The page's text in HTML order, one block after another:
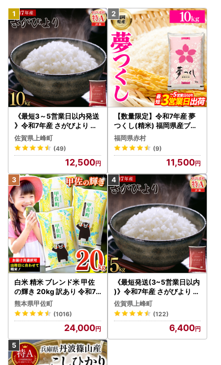
《最短3～5営業日以内発送
》令和7年産 さがびより 佐
賀県産（精米）10kg
佐賀県上峰町
(49)
12,500
【数量限定】令和7年産 夢
つくし(精米) 福岡県産ブラ
ンド米 10kg (品番:3X11R7)
福岡県赤村
(9)
11,500
白米 精米 ブレンド米 甲佐
の輝き 20kg 訳あり 令和7
年産 【価格改定ZS】
熊本県甲佐町
(1016)
24,000
《最短発送(3~5営業日以内
)》令和7年産 さがびより 佐
賀県産（精米）5kg
佐賀県上峰町
(122)
6,400